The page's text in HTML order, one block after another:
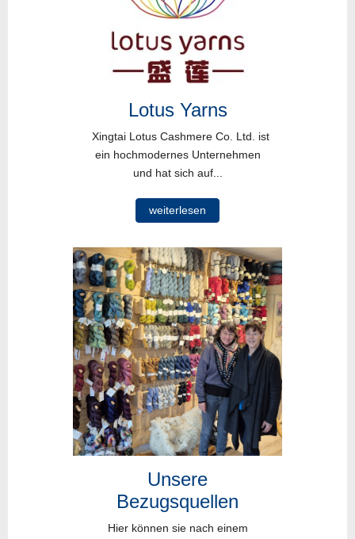
Lotus Yarns
Xingtai Lotus Cashmere Co. Ltd. ist
ein hochmodernes Unternehmen
und hat sich auf...
weiterlesen
Unsere
Bezugsquellen
Hier können sie nach einem